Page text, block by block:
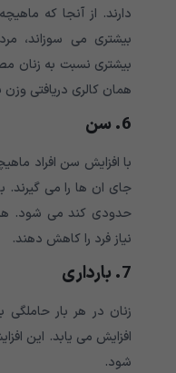
دارند. از آنجا که
بیشتری می سوزاند،
بیشتری نسبت به زنان
همان کالری دریافتی
6. سن
با افزایش سن افراد
جای ان ها را می گیرند.
حدودی کند می شود. هر
نیاز فرد را کاهش دهند.
7. بارداری
افزایش می یابد. این
شود.